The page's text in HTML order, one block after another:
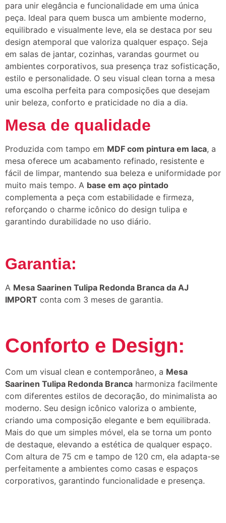
para unir elegância e funcionalidade em uma única
peça. Ideal para quem busca um ambiente moderno,
equilibrado e visualmente leve, ela se destaca por seu
design atemporal que valoriza qualquer espaço. Seja
em salas de jantar, cozinhas, varandas gourmet ou
ambientes corporativos, sua presença traz sofisticação,
estilo e personalidade. O seu visual clean torna a mesa
uma escolha perfeita para composições que desejam
unir beleza, conforto e praticidade no dia a dia.
Mesa de qualidade
Produzida com tampo em MDF com pintura em laca, a
mesa oferece um acabamento refinado, resistente e
fácil de limpar, mantendo sua beleza e uniformidade por
muito mais tempo. A base em aço pintado
complementa a peça com estabilidade e firmeza,
reforçando o charme icônico do design tulipa e
garantindo durabilidade no uso diário.
Garantia:
A Mesa Saarinen Tulipa Redonda Branca da AJ
IMPORT conta com 3 meses de garantia.
Conforto e Design:
Com um visual clean e contemporâneo, a Mesa
Saarinen Tulipa Redonda Branca harmoniza facilmente
com diferentes estilos de decoração, do minimalista ao
moderno. Seu design icônico valoriza o ambiente,
criando uma composição elegante e bem equilibrada.
Mais do que um simples móvel, ela se torna um ponto
de destaque, elevando a estética de qualquer espaço.
Com altura de 75 cm e tampo de 120 cm, ela adapta-se
perfeitamente a ambientes como casas e espaços
corporativos, garantindo funcionalidade e presença.